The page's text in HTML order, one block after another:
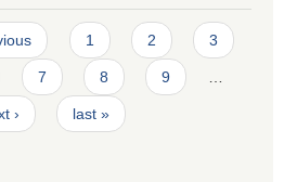
1 2 3
7 8 9
› last »